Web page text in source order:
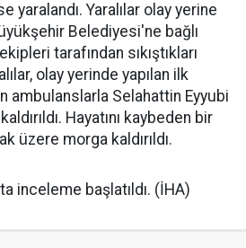
yaralandı. Yaralılar olay yerine
Belediyesi'ne bağlı
tarafından sıkıştıkları
olay yerinde yapılan ilk
ambulanslarla Selahattin Eyyubi
Hayatını kaybeden bir
üzere morga kaldırıldı.
inceleme başlatıldı. (İHA)